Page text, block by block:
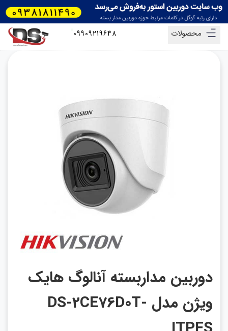
محصولات 09909219648
دوربین مداربسته آنالوگ هایک
ویژن مدل DS-2CE76D0T-